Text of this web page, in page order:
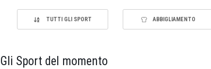
TUTTI GLI SPORT ABBIGLIAMENTO
Gli Sport del momento